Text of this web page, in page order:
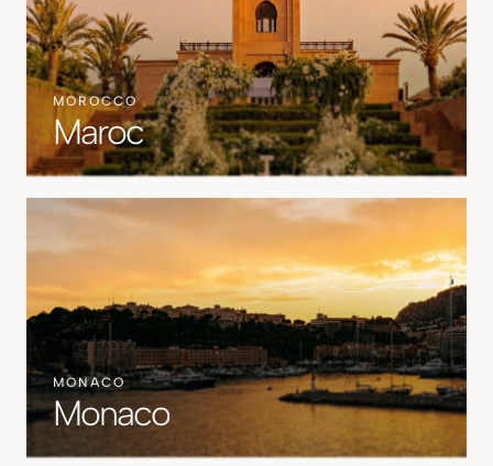
MOROCCO
Maroc
MONACO
Monaco